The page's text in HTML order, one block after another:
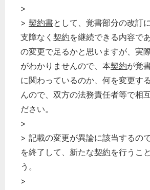
>
> 契約書として、覚書部分の改訂
支障なく 契約を継続できる内容で
の変更で足るかと思いますが、実
がわかりませんので、本契約が覚
に関わっているのか、何を変更す
んので、双方の法務責任者等で相
ださい。
>
> 記載の変更が異論に該当するので
を終了して、新たな契約を行うこ
う。
>